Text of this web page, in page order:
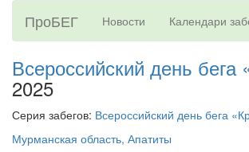
ПроБЕГ Новости Календари
Всероссийский день бега
2025
Серия забегов: Всероссийский день бега
Мурманская область, Апатиты